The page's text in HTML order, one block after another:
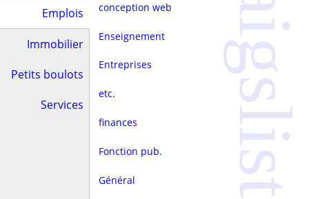
Emplois
Immobilier
Petits boulots
Services
conception web
Enseignement
Entreprises
etc.
finances
Fonction pub.
Général craigslist